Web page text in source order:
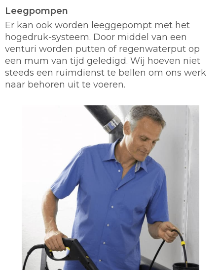
Leegpompen
Er kan ook worden leeggepompt met het
hogedruk-systeem. Door middel van een
venturi worden putten of regenwaterput op
een mum van tijd geledigd. Wij hoeven niet
steeds een ruimdienst te bellen om ons werk
naar behoren uit te voeren.